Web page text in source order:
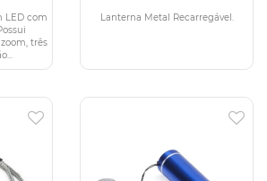
LED com
três
Lanterna Metal Recarregável.